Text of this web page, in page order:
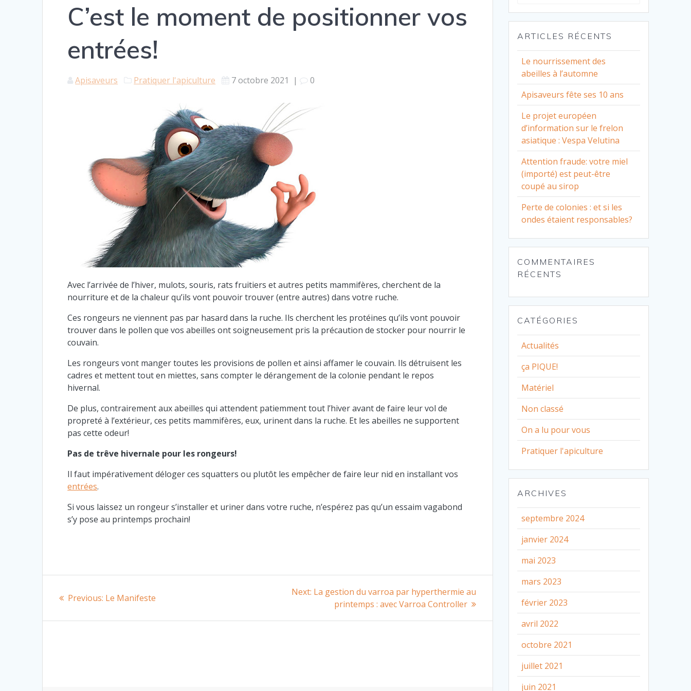
C’est le moment de positionner vos
entrées!
Apisaveurs Pratiquer l'apiculture 7 octobre 2021 | 0
Avec l’arrivée de l’hiver, mulots, souris, rats fruitiers et autres petits mammifères, cherchent de la
nourriture et de la chaleur qu’ils vont pouvoir trouver (entre autres) dans votre ruche.
Ces rongeurs ne viennent pas par hasard dans la ruche. Ils cherchent les protéines qu’ils vont pouvoir
trouver dans le pollen que vos abeilles ont soigneusement pris la précaution de stocker pour nourrir le
couvain.
Les rongeurs vont manger toutes les provisions de pollen et ainsi affamer le couvain. Ils détruisent les
cadres et mettent tout en miettes, sans compter le dérangement de la colonie pendant le repos
hivernal.
De plus, contrairement aux abeilles qui attendent patiemment tout l’hiver avant de faire leur vol de
propreté à l’extérieur, ces petits mammifères, eux, urinent dans la ruche. Et les abeilles ne supportent
pas cette odeur!
Pas de trêve hivernale pour les rongeurs!
Il faut impérativement déloger ces squatters ou plutôt les empêcher de faire leur nid en installant vos
entrées.
Si vous laissez un rongeur s’installer et uriner dans votre ruche, n’espérez pas qu’un essaim vagabond
s’y pose au printemps prochain!
Previous: Previous
Le Manifeste
Next: Next
La gestion du varroa par hyperthermie au
printemps : avec Varroa Controller
ARTICLES RÉCENTS
Le nourrissement des
abeilles à l’automne
Apisaveurs fête ses 10 ans
Le projet européen
d’information sur le frelon
asiatique : Vespa Velutina
Attention fraude: votre miel
(importé) est peut-être
coupé au sirop
Perte de colonies : et si les
ondes étaient responsables?
COMMENTAIRES
RÉCENTS
CATÉGORIES
Actualités
ça PIQUE!
Matériel
Non classé
On a lu pour vous
Pratiquer l'apiculture
ARCHIVES
septembre 2024
janvier 2024
mai 2023
mars 2023
février 2023
avril 2022
octobre 2021
juillet 2021
juin 2021